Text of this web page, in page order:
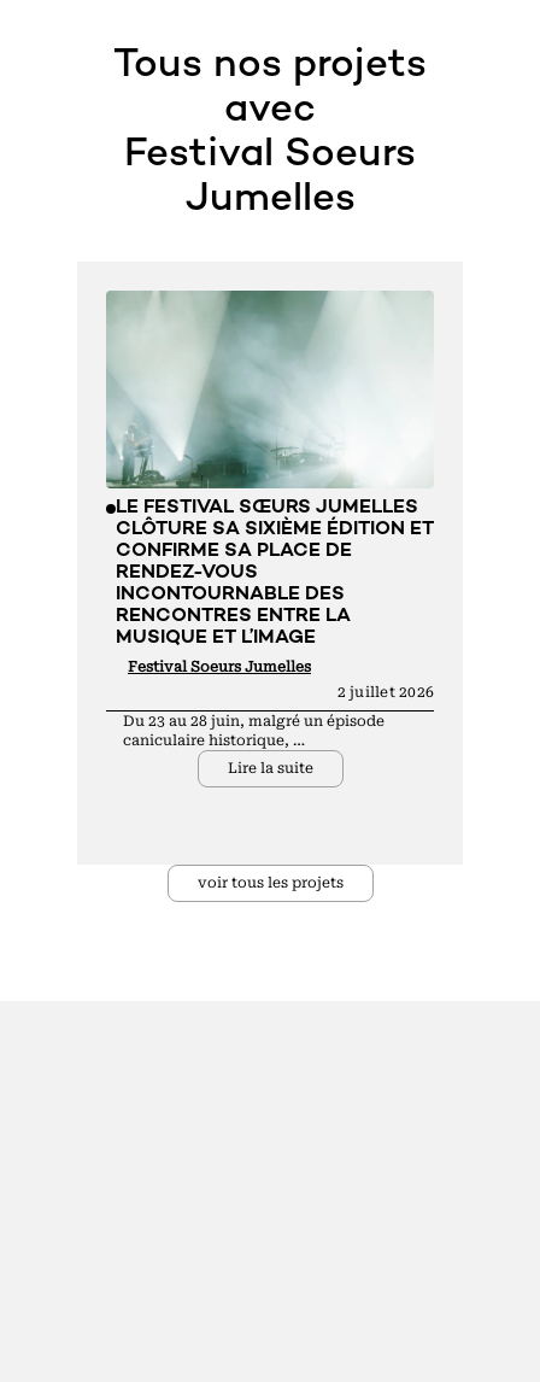
Tous nos projets
avec
Festival Soeurs
Jumelles
LE FESTIVAL SŒURS JUMELLES
CLÔTURE SA SIXIÈME ÉDITION ET
CONFIRME SA PLACE DE
RENDEZ-VOUS
INCONTOURNABLE DES
RENCONTRES ENTRE LA
MUSIQUE ET L’IMAGE
Festival Soeurs Jumelles
2 juillet 2026
Du 23 au 28 juin, malgré un épisode
caniculaire historique, …
Lire la suite
voir tous les projets